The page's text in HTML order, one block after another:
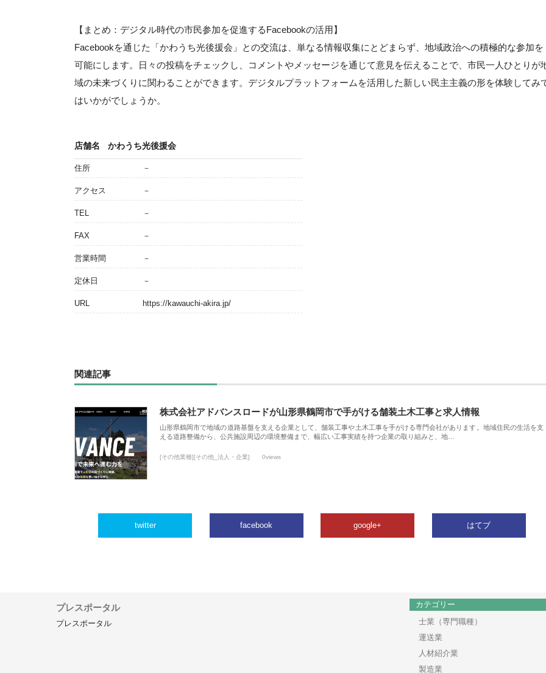
【まとめ：デジタル時代の市民参加を促進するFacebookの活用】
Facebookを通じた「かわうち光後援会」との交流は、単なる情報収集にとどまらず、地域政治への積極的な参加を
可能にします。日々の投稿をチェックし、コメントやメッセージを通じて意見を伝えることで、市民一人ひとりが
域の未来づくりに関わることができます。デジタルプラットフォームを活用した新しい民主主義の形を体験してみ
はいかがでしょうか。
店舗名 かわうち光後援会
住所 －
アクセス －
TEL －
FAX －
営業時間 －
定休日 －
URL https://kawauchi-akira.jp/
関連記事
株式会社アドバンスロードが山形県鶴岡市で手がける舗装土木工事と求人情報
山形県鶴岡市で地域の道路基盤を支える企業として、舗装工事や土木工事を手がける専門会社があります。地域住民の生活を支
える道路整備から、公共施設周辺の環境整備まで、幅広い工事実績を持つ企業の取り組みと、地…
[その他業種][その他_法人・企業] 0views
twitter facebook google+ はてブ
プレスポータル
プレスポータル
カテゴリー
士業（専門職種）
運送業
人材紹介業
製造業